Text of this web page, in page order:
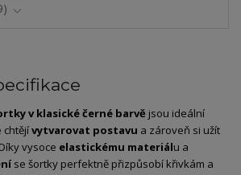
vklasickéčerné barvě jsou ideální
chtějívytvarovat postavu a zároveň si užít
Díkyvysoce elastickému materiálu a
se šortky perfektně přizpůsobí křivkám a